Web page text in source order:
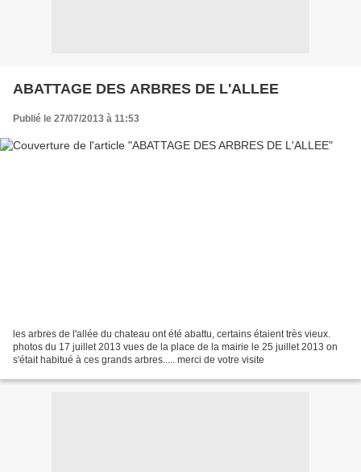
ABATTAGE DES ARBRES DE L'ALLEE
Publié le 27/07/2013 à 11:53
les arbres de l'allée du chateau ont été abattu, certains étaient très vieux.
photos du 17 juillet 2013 vues de la place de la mairie le 25 juillet 2013 on
s'était habitué à ces grands arbres..... merci de votre visite